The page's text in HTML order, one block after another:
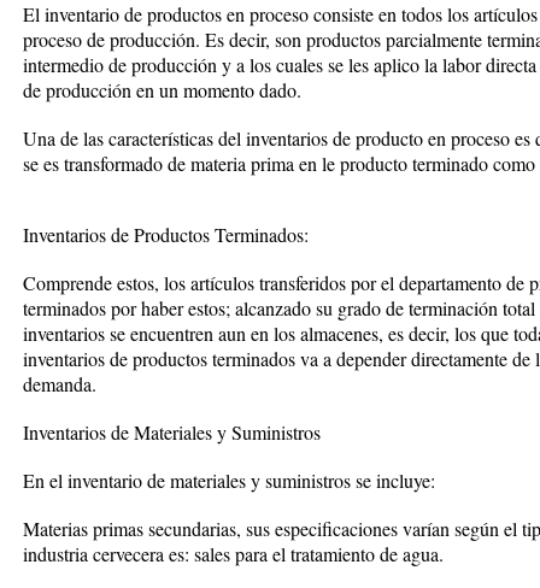
El inventario de productos en proceso consiste en todos los
proceso de producción. Es decir, son productos parcialmente
intermedio de producción y a los cuales se les aplico la labor
de producción en un momento dado.
Una de las características del inventarios de producto en proceso
se es transformado de materia prima en le producto terminado
Inventarios de Productos Terminados:
Comprende estos, los artículos transferidos por el departamento de
terminados por haber estos; alcanzado su grado de terminación
inventarios se encuentren aun en los almacenes, es decir, los que
inventarios de productos terminados va a depender directamente
demanda.
Inventarios de Materiales y Suministros
En el inventario de materiales y suministros se incluye:
Materias primas secundarias, sus especificaciones varían según el
industria cervecera es: sales para el tratamiento de agua.